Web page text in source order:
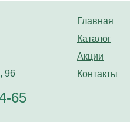
Главная
Каталог
Акции
Контакты
96
65